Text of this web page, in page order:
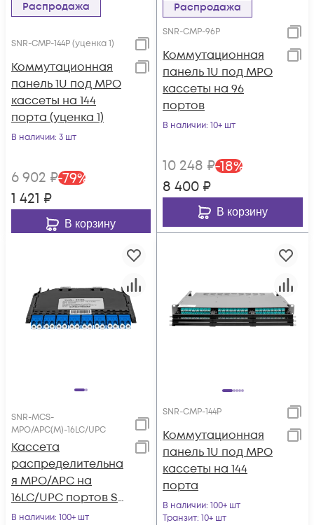
Распродажа
SNR-CMP-144P (уценка 1)
Коммутационная
панель 1U под MPO
кассеты на 144
порта (уценка 1)
В наличии: 3 шт
6 902 ₽-79%
1 421 ₽
В корзину
Распродажа
SNR-CMP-96P
Коммутационная
панель 1U под MPO
кассеты на 96
портов
В наличии: 10+ шт
10 248 ₽-18%
8 400 ₽
В корзину
SNR-MCS-
MPO/APC(M)-16LC/UPC
Кассета
распределительна
я MPO/APC на
16LC/UPC портов SM
для SNR-CMP-144P
В наличии: 100+ шт
SNR-CMP-144P
Коммутационная
панель 1U под MPO
кассеты на 144
порта
В наличии: 100+ шт
Транзит: 10+ шт